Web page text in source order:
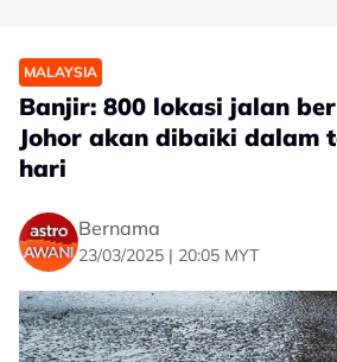
MALAYSIA
Banjir: 800 lokasi jalan
Johor akan dibaiki dalam
hari
Bernama
23/03/2025 | 20:05 MYT